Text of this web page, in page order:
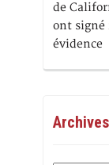
de
ont signé
évidence
Archives